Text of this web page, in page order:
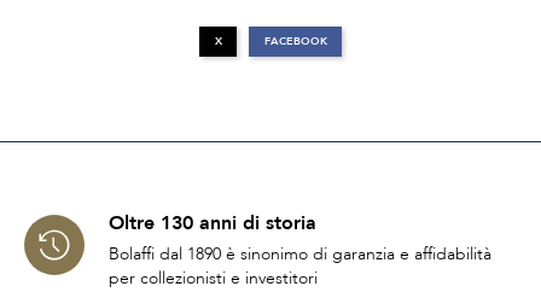
X FACEBOOK
Oltre 130 anni di storia
Bolaffi dal 1890 è sinonimo di garanzia e affidabilità
per collezionisti e investitori